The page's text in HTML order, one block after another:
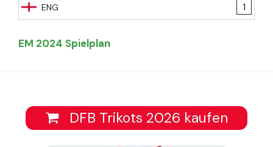
ENG
1
EM 2024 Spielplan
DFB Trikots 2026 kaufen